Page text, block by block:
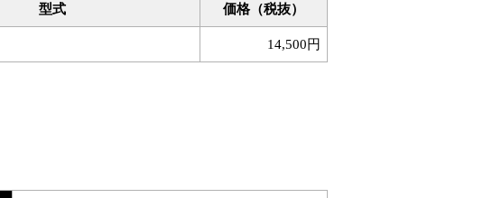
型式 価格（税抜）
14,500円